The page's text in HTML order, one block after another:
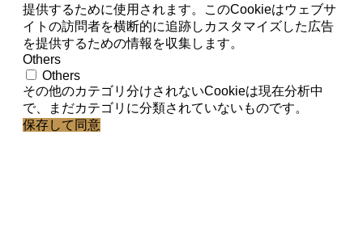
提供するために使用されます。このCookieはウェブサ
イトの訪問者を横断的に追跡しカスタマイズした広告
を提供するための情報を収集します。
Others
Others
その他のカテゴリ分けされないCookieは現在分析中
で、まだカテゴリに分類されていないものです。
保存して同意